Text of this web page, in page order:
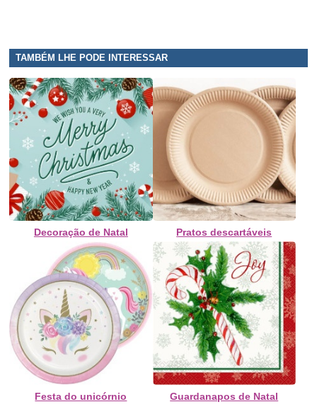
TAMBÉM LHE PODE INTERESSAR
Decoração de Natal Pratos descartáveis
Festa do unicórnio Guardanapos de Natal